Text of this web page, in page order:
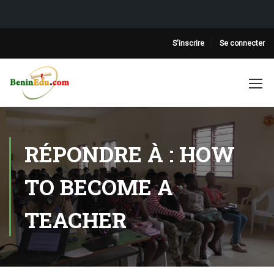
S'inscrire Se connecter
RÉPONDRE À : HOW
TO BECOME A
TEACHER